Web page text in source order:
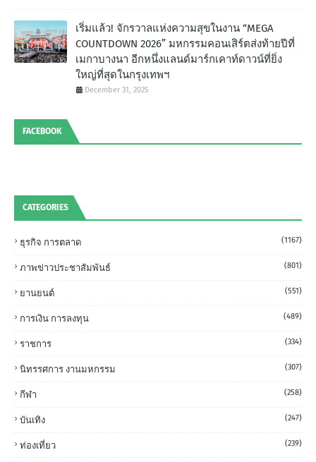
เริ่มแล้ว! จักรวาลแห่งความสุขในงาน “MEGA
COUNTDOWN 2026” มหกรรมคอนเสิร์ตส่งท้ายปีที่
เมกาบางนา อีกหนึ่งแลนด์มาร์กเคาท์ดาวน์ที่ยิ่ง
ใหญ่ที่สุดในกรุงเทพฯ
December 31, 2025
FACEBOOK
CATEGORIES
ธุรกิจ การตลาด (1167)
ภาพข่าวประชาสัมพันธ์ (801)
ยานยนต์ (551)
การเงิน การลงทุน (489)
ราชการ (334)
นิทรรศการ งานมหกรรม (307)
กีฬา (258)
บันเทิง (247)
ท่องเที่ยว (239)